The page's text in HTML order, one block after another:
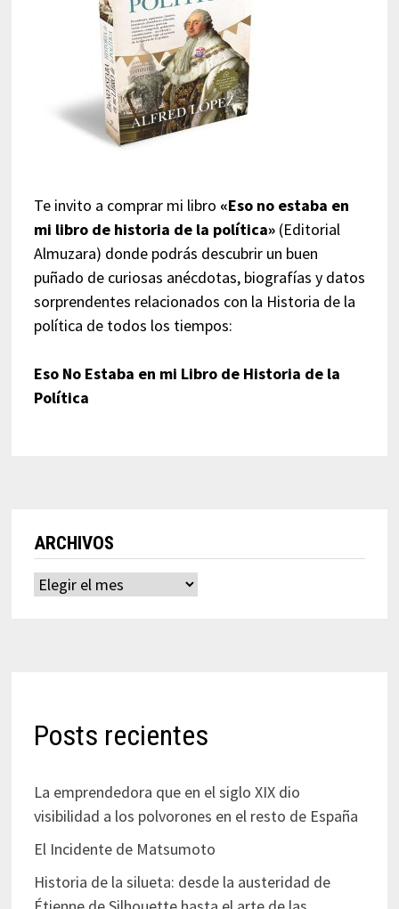
Te invito a comprar mi libro «Eso no estaba en
mi libro de historia de la política»(Editorial
Almuzara) donde podrás descubrir un buen
puñado de curiosas anécdotas, biografías y datos
sorprendentes relacionados con la Historia de la
política de todos los tiempos:
Eso No Estaba en mi Libro de Historia de la
Política
ARCHIVOS
Archivos
Posts recientes
La emprendedora que en el siglo XIX dio
visibilidad a los polvorones en el resto de España
El Incidente de Matsumoto
Historia de la silueta: desde la austeridad de